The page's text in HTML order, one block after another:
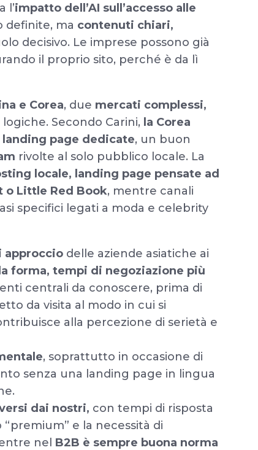
l’impatto dell’AI sull’accesso alle
definite, ma contenuti chiari,
decisivo. Le imprese possono già
il proprio sito, perché è da lì
e Corea, due mercati complessi,
Secondo Carini, la Corea
landing page dedicate, un buon
rivolte al solo pubblico locale. La
locale, landing page pensate ad
o Little Red Book, mentre canali
specifici legati a moda e celebrity
approccio delle aziende asiatiche ai
forma, tempi di negoziazione più
centrali da conoscere, prima di
da visita al modo in cui si
alla percezione di serietà e
, soprattutto in occasione di
senza una landing page in lingua
dai nostri, con tempi di risposta
e la necessità di
nel B2B è sempre buona norma